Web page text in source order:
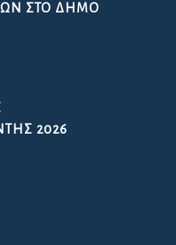
ΣΤΟ ΔΉΜΟ
2026